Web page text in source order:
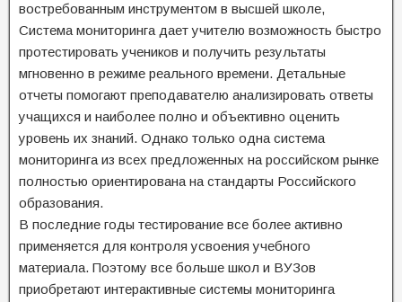
востребованным инструментом в высшей школе,
Система мониторинга дает учителю возможность быстро
протестировать учеников и получить результаты
мгновенно в режиме реального времени. Детальные
отчеты помогают преподавателю анализировать ответы
учащихся и наиболее полно и объективно оценить
уровень их знаний. Однако только одна система
мониторинга из всех предложенных на российском рынке
полностью ориентирована на стандарты Российского
образования.
В последние годы тестирование все более активно
применяется для контроля усвоения учебного
материала. Поэтому все больше школ и ВУЗов
приобретают интерактивные системы мониторинга